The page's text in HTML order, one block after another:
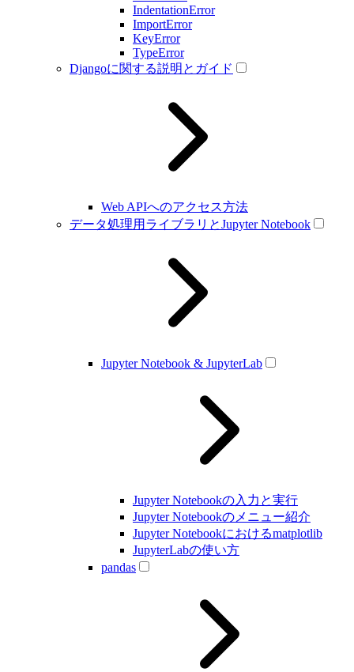
IndentationError
ImportError
KeyError
TypeError
Djangoに関する説明とガイド
Web APIへのアクセス方法
データ処理用ライブラリとJupyter Notebook
Jupyter Notebook & JupyterLab
Jupyter Notebookの入力と実行
Jupyter Notebookのメニュー紹介
Jupyter Notebookにおけるmatplotlib
JupyterLabの使い方
pandas